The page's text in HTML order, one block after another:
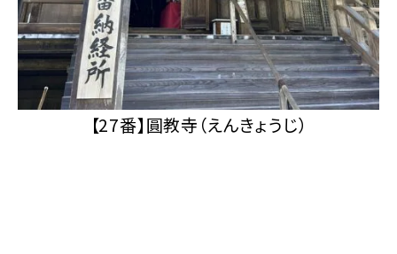
【27番】圓教寺（えんきょうじ）